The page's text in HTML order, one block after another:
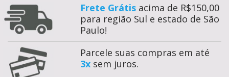
Frete Grátis acima de R$150,00
para região Sul e estado de São
Paulo!
Parcele suas compras em até
3x sem juros.